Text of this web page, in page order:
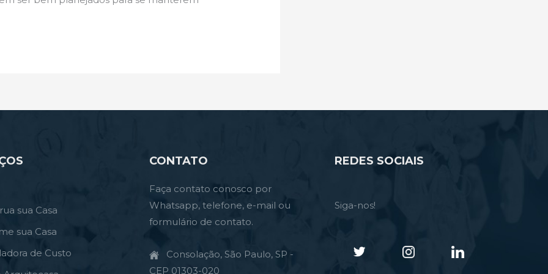
sua Casa
sua Casa
de Custo
CONTATO
Faça contato conosco por
Whatsapp, telefone, e-mail ou
formulário de contato.
Consolação, São Paulo, SP -
CEP 01303-020
REDES SOCIAIS
Siga-nos!